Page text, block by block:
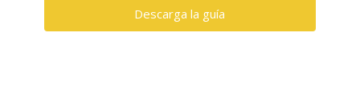
Descarga la guía